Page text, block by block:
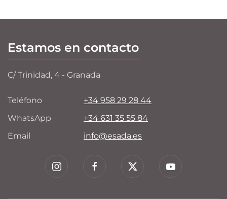
Estamos en contacto
C/ Trinidad, 4 - Granada
Teléfono
+34 958 29 28 44
WhatsApp
+34 631 35 55 84
Email
info@esada.es